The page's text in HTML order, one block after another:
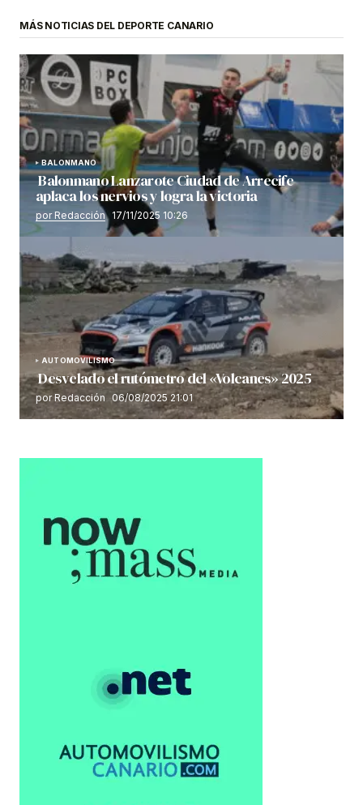
MÁS NOTICIAS DEL DEPORTE CANARIO
BALONMANO
Balonmano Lanzarote Ciudad de Arrecife
aplaca los nervios y logra la victoria
por Redacción 17/11/2025 10:26
AUTOMOVILISMO
Desvelado el rutómetro del «Volcanes» 2025
por Redacción 06/08/2025 21:01